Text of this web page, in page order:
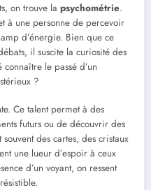
on trouve la psychométrie.
à une personne de percevoir
d’énergie. Bien que ce
il suscite la curiosité des
le passé d’un
?
Ce talent permet à des
futurs ou de découvrir des
des cartes, des cristaux
une lueur d’espoir à ceux
d’un voyant, on ressent